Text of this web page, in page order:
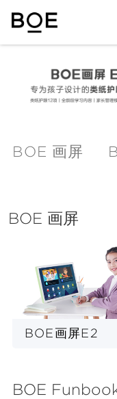
BOE 画屏
BOE 画屏
BOE画屏E2
BOE